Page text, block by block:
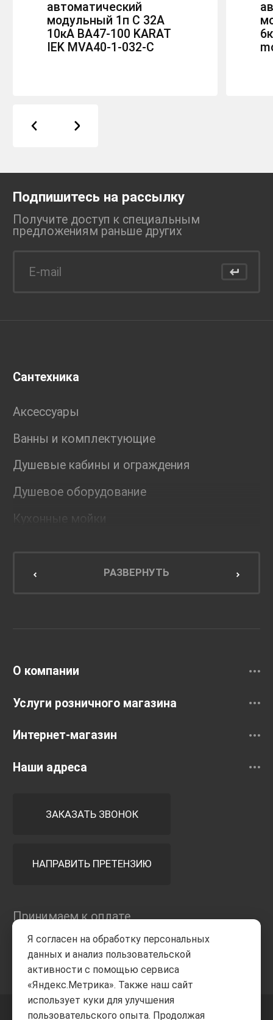
автоматический
модульный 1п C 32А
10кА ВА47-100 KARAT
IEK MVA40-1-032-C
Подпишитесь на рассылку
Получите доступ к специальным
предложениям раньше других
Сантехника
Аксессуары
Ванны и комплектующие
Душевые кабины и ограждения
Душевое оборудование
Кухонные мойки
Мебель для кухниРАЗВЕРНУТЬ
О компании
Услуги розничного магазина
Интернет-магазин
Наши адреса
ЗАКАЗАТЬ ЗВОНОК
НАПРАВИТЬ ПРЕТЕНЗИЮ
Принимаем к оплате
Я согласен на обработку персональных
данных и анализ пользовательской
активности с помощью сервиса
«Яндекс.Метрика». Также наш сайт
использует куки для улучшения
пользовательского опыта. Продолжая